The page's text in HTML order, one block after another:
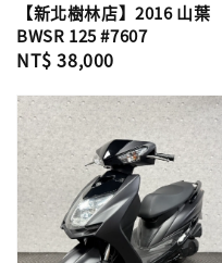
【新北樹林店】2016 山葉
BWSR 125 #7607
Regular
NT$ 38,000